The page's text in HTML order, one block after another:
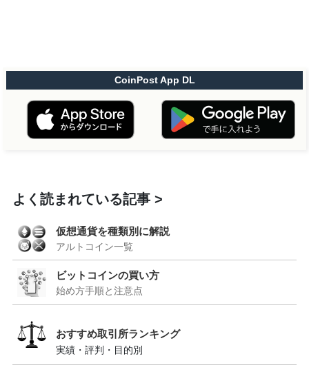
CoinPost App DL
よく読まれている記事
仮想通貨を種類別に解説
アルトコイン一覧
ビットコインの買い方
始め方手順と注意点
おすすめ取引所ランキング
実績・評判・目的別